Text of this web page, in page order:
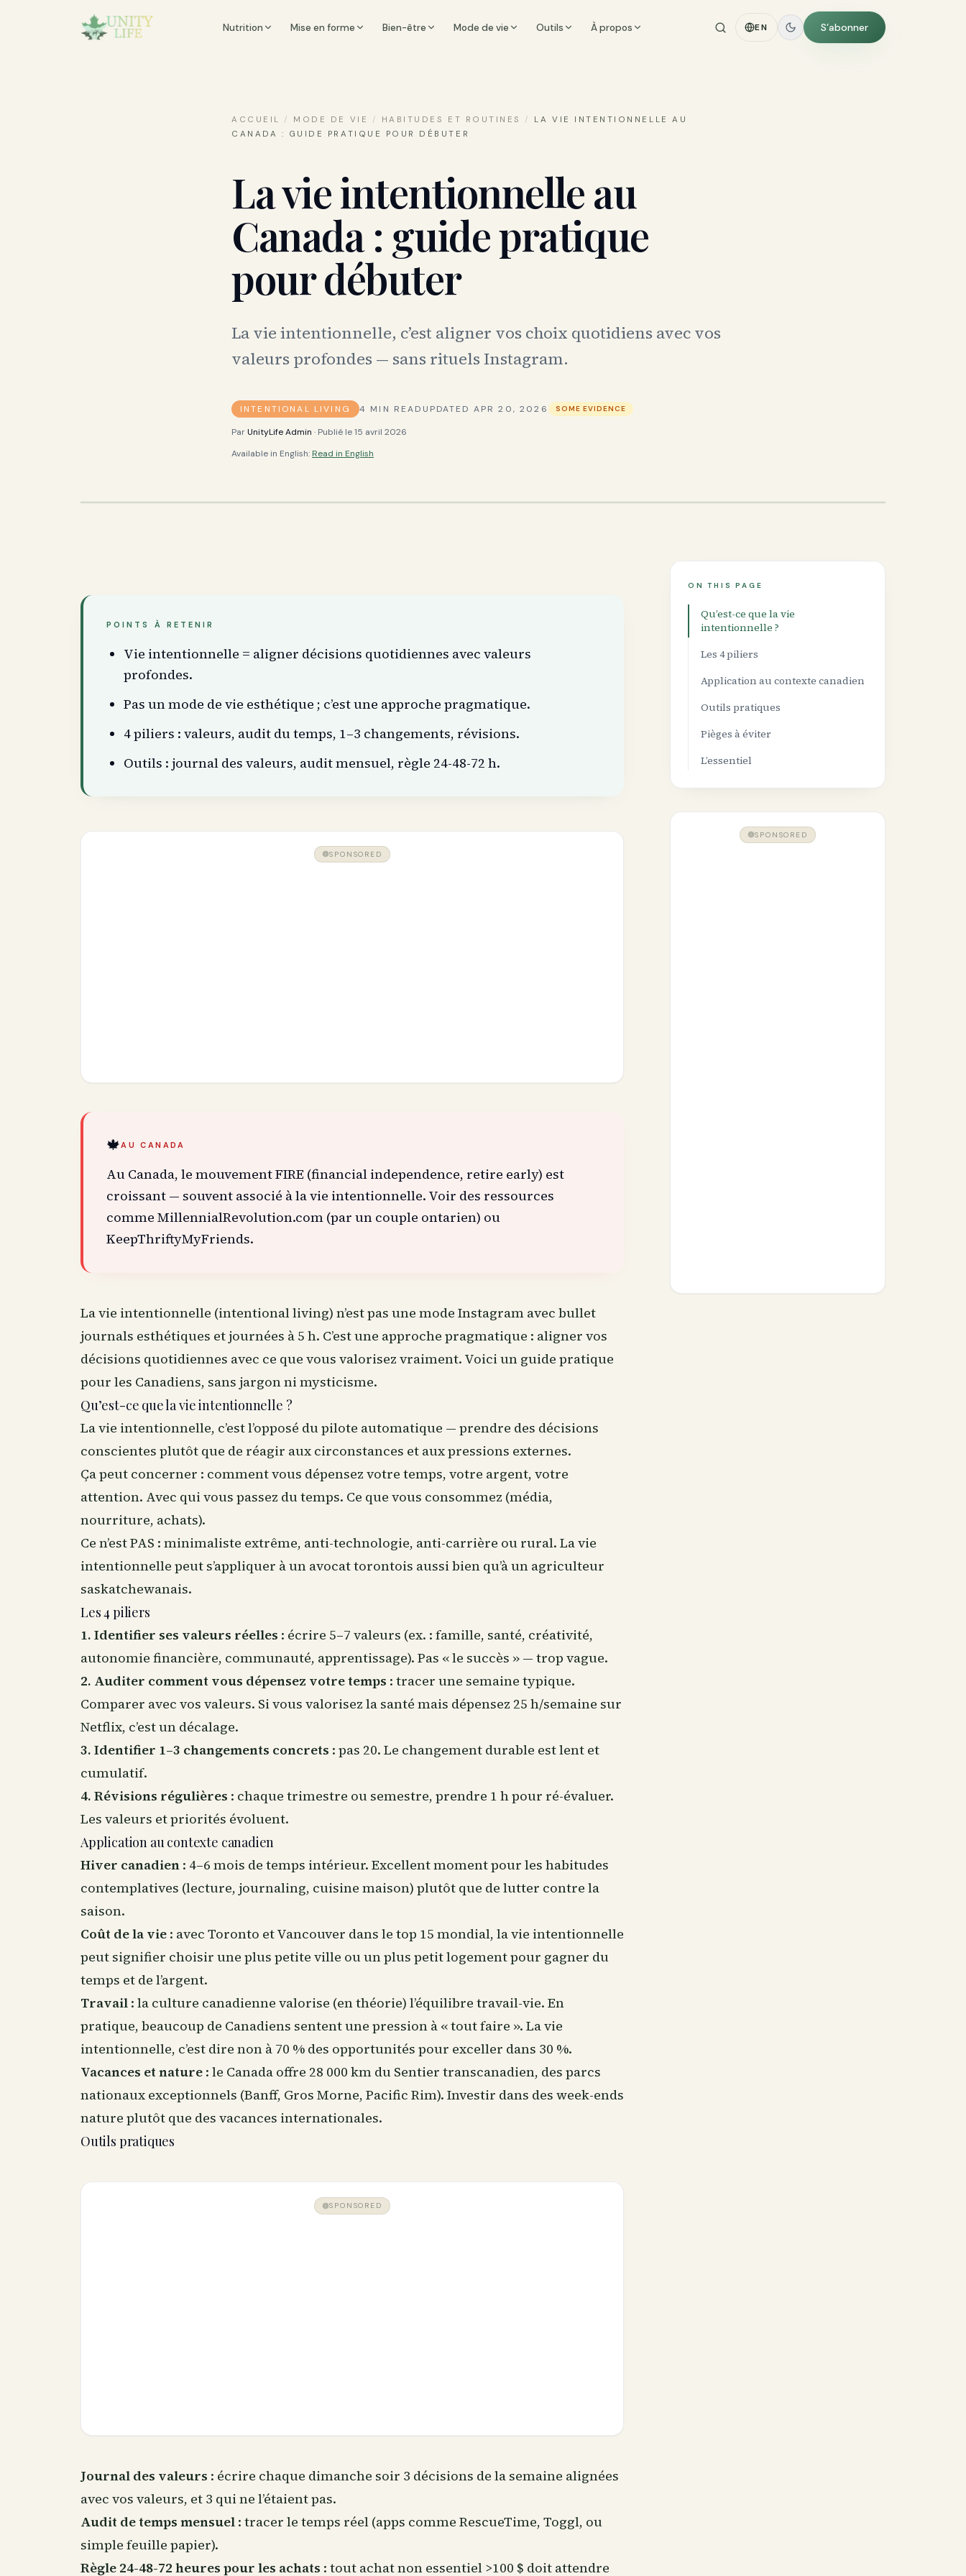
Nutrition Mise en forme Bien-être Mode de vie Outils À propos EN S’abonner
ACCUEIL / MODE DE VIE / HABITUDES ET ROUTINES /
LA VIE INTENTIONNELLE AU
CANADA : GUIDE PRATIQUE POUR DÉBUTER
La vie intentionnelle au
Canada : guide pratique
pour débuter
La vie intentionnelle, c’est aligner vos choix quotidiens avec vos
valeurs profondes — sans rituels Instagram.
INTENTIONAL LIVING 4 MIN READ UPDATED APR 20, 2026 SOME EVIDENCE
ParUnityLife Admin · Publié le15 avril 2026
Available in English: Read in English
POINTS À RETENIR
Vie intentionnelle = aligner décisions quotidiennes avec valeurs
profondes.
Pas un mode de vie esthétique ; c’est une approche pragmatique.
4 piliers : valeurs, audit du temps, 1–3 changements, révisions.
Outils : journal des valeurs, audit mensuel, règle 24-48-72 h.
SPONSORED
🍁AU CANADA
Au Canada, le mouvement FIRE (financial independence, retire early) est
croissant — souvent associé à la vie intentionnelle. Voir des ressources
comme MillennialRevolution.com (par un couple ontarien) ou
KeepThriftyMyFriends.
La vie intentionnelle (intentional living) n’est pas une mode Instagram avec bullet
journals esthétiques et journées à 5 h. C’est une approche pragmatique : aligner vos
décisions quotidiennes avec ce que vous valorisez vraiment. Voici un guide pratique
pour les Canadiens, sans jargon ni mysticisme.
Qu’est-ce que la vie intentionnelle ?
La vie intentionnelle, c’est l’opposé du pilote automatique — prendre des décisions
conscientes plutôt que de réagir aux circonstances et aux pressions externes.
Ça peut concerner : comment vous dépensez votre temps, votre argent, votre
attention. Avec qui vous passez du temps. Ce que vous consommez (média,
nourriture, achats).
Ce n’est PAS : minimaliste extrême, anti-technologie, anti-carrière ou rural. La vie
intentionnelle peut s’appliquer à un avocat torontois aussi bien qu’à un agriculteur
saskatchewanais.
Les 4 piliers
1. Identifier ses valeurs réelles : écrire 5–7 valeurs (ex. : famille, santé, créativité,
autonomie financière, communauté, apprentissage). Pas « le succès » — trop vague.
2. Auditer comment vous dépensez votre temps : tracer une semaine typique.
Comparer avec vos valeurs. Si vous valorisez la santé mais dépensez 25 h/semaine sur
Netflix, c’est un décalage.
3. Identifier 1–3 changements concrets : pas 20. Le changement durable est lent et
cumulatif.
4. Révisions régulières : chaque trimestre ou semestre, prendre 1 h pour ré-évaluer.
Les valeurs et priorités évoluent.
Application au contexte canadien
Hiver canadien : 4–6 mois de temps intérieur. Excellent moment pour les habitudes
contemplatives (lecture, journaling, cuisine maison) plutôt que de lutter contre la
saison.
Coût de la vie : avec Toronto et Vancouver dans le top 15 mondial, la vie intentionnelle
peut signifier choisir une plus petite ville ou un plus petit logement pour gagner du
temps et de l’argent.
Travail : la culture canadienne valorise (en théorie) l’équilibre travail-vie. En
pratique, beaucoup de Canadiens sentent une pression à « tout faire ». La vie
intentionnelle, c’est dire non à 70 % des opportunités pour exceller dans 30 %.
Vacances et nature : le Canada offre 28 000 km du Sentier transcanadien, des parcs
nationaux exceptionnels (Banff, Gros Morne, Pacific Rim). Investir dans des week-ends
nature plutôt que des vacances internationales.
Outils pratiques
SPONSORED
Journal des valeurs : écrire chaque dimanche soir 3 décisions de la semaine alignées
avec vos valeurs, et 3 qui ne l’étaient pas.
Audit de temps mensuel : tracer le temps réel (apps comme RescueTime, Toggl, ou
simple feuille papier).
Règle 24-48-72 heures pour les achats : tout achat non essentiel >100 $ doit attendre
ON THIS PAGE
Qu’est-ce que la vie
intentionnelle ?
Les 4 piliers
Application au contexte canadien
Outils pratiques
Pièges à éviter
L’essentiel
SPONSORED